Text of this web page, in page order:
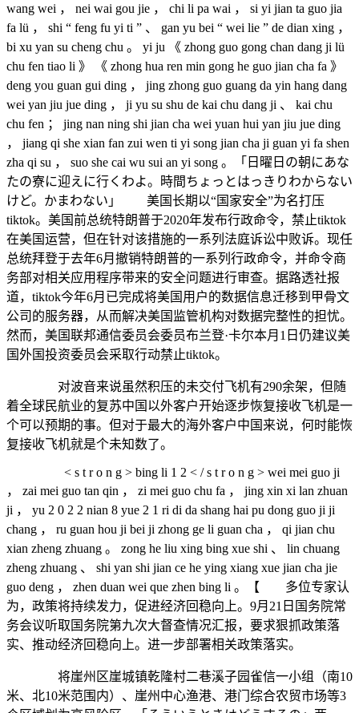
wang wei ， nei wai gou jie ， chi li pa wai ， si yi jian ta guo jia
fa lü ， shi “ feng fu yi ti ” 、 gan yu bei “ wei lie ” de dian xing ，
bi xu yan su cheng chu 。 yi ju 《 zhong guo gong chan dang ji lü
chu fen tiao li 》 《 zhong hua ren min gong he guo jian cha fa 》
deng you guan gui ding ， jing zhong guo guang da yin hang dang
wei yan jiu jue ding ， ji yu su shu de kai chu dang ji 、 kai chu
chu fen ； jing nan ning shi jian cha wei yuan hui yan jiu jue ding
， jiang qi she xian fan zui wen ti yi song jian cha ji guan yi fa shen
zha qi su ， suo she cai wu sui an yi song 。「日曜日の朝にあな
たの寮に迎えに行くわよ。時間ちょっとはっきりわからない
けど。かまわない」 美国长期以“国家安全”为名打压
tiktok。美国前总统特朗普于2020年发布行政命令，禁止tiktok
在美国运营，但在针对该措施的一系列法庭诉讼中败诉。现任
总统拜登于去年6月撤销特朗普的一系列行政命令，并命令商
务部对相关应用程序带来的安全问题进行审查。据路透社报
道，tiktok今年6月已完成将美国用户的数据信息迁移到甲骨文
公司的服务器，从而解决美国监管机构对数据完整性的担忧。
然而，美国联邦通信委员会委员布兰登·卡尔本月1日仍建议美
国外国投资委员会采取行动禁止tiktok。
对波音来说虽然积压的未交付飞机有290余架，但随
着全球民航业的复苏中国以外客户开始逐步恢复接收飞机是一
个可以预期的事。但对于最大的海外客户中国来说，何时能恢
复接收飞机就是个未知数了。
< s t r o n g > bing li 1 2 < / s t r o n g > wei mei guo ji
， zai mei guo tan qin ， zi mei guo chu fa ， jing xin xi lan zhuan
ji ， yu 2 0 2 2 nian 8 yue 2 1 ri di da shang hai pu dong guo ji ji
chang ， ru guan hou ji bei ji zhong ge li guan cha ， qi jian chu
xian zheng zhuang 。 zong he liu xing bing xue shi 、 lin chuang
zheng zhuang 、 shi yan shi jian ce he ying xiang xue jian cha jie
guo deng ， zhen duan wei que zhen bing li 。【 多位专家认
为，政策将持续发力，促进经济回稳向上。9月21日国务院常
务会议听取国务院第九次大督查情况汇报，要求狠抓政策落
实、推动经济回稳向上。进一步部署相关政策落实。
将崖州区崖城镇乾隆村二巷溪子园雀信一小组（南10
米、北10米范围内）、崖州中心渔港、港门综合农贸市场等3